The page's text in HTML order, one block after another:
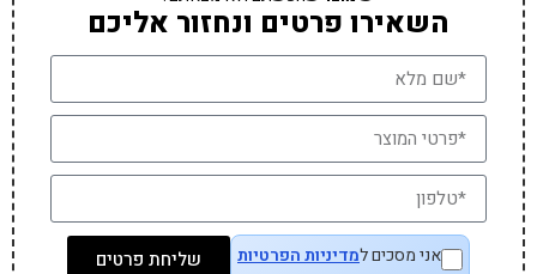
השאירו פרטים ונחזור אליכם
אני מסכים למדיניות הפרטיות שליחת פרטים